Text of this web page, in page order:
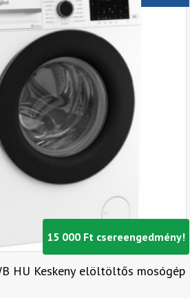
15 000 Ft csereengedmény!
HU Keskeny elöltöltős mosógép